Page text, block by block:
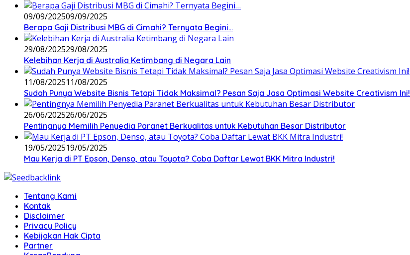
09/09/202509/09/2025
Berapa Gaji Distribusi MBG di Cimahi? Ternyata Begini…
29/08/202529/08/2025
Kelebihan Kerja di Australia Ketimbang di Negara Lain
11/08/202511/08/2025
Sudah Punya Website Bisnis Tetapi Tidak Maksimal? Pesan Saja Jasa Optimasi Website Creativism Ini!
26/06/202526/06/2025
Pentingnya Memilih Penyedia Paranet Berkualitas untuk Kebutuhan Besar Distributor
19/05/202519/05/2025
Mau Kerja di PT Epson, Denso, atau Toyota? Coba Daftar Lewat BKK Mitra Industri!
Tentang Kami
Kontak
Disclaimer
Privacy Policy
Kebijakan Hak Cipta
Partner